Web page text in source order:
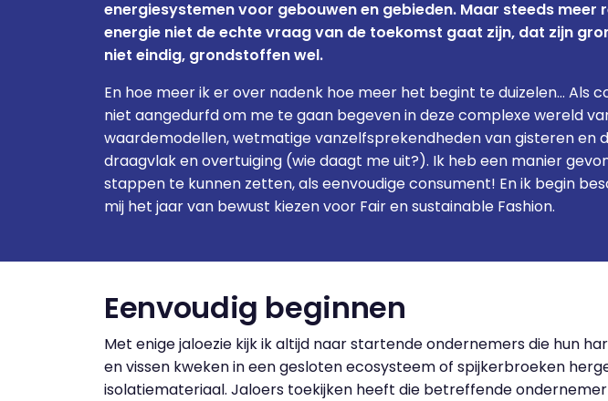
energiesystemen voor gebouwen en gebieden. Maar steeds meer
energie niet de echte vraag van de toekomst gaat zijn, dat zijn
niet eindig, grondstoffen wel.
En hoe meer ik er over nadenk hoe meer het begint te duizelen… Als
niet aangedurfd om me te gaan begeven in deze complexe wereld
waardemodellen, wetmatige vanzelfsprekendheden van gisteren en
draagvlak en overtuiging (wie daagt me uit?). Ik heb een manier
stappen te kunnen zetten, als eenvoudige consument! En ik begin
mij het jaar van bewust kiezen voor Fair en sustainable Fashion.
Eenvoudig beginnen
Met enige jaloezie kijk ik altijd naar startende ondernemers die hun
en vissen kweken in een gesloten ecosysteem of spijkerbroeken
isolatiemateriaal. Jaloers toekijken heeft die betreffende ondernemer